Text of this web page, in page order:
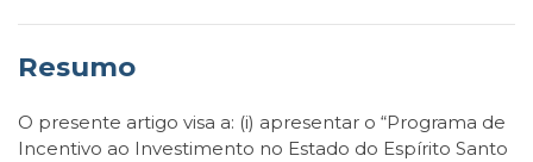
Resumo
O presente artigo visa a: (i) apresentar o “Programa de
Incentivo ao Investimento no Estado do Espírito Santo